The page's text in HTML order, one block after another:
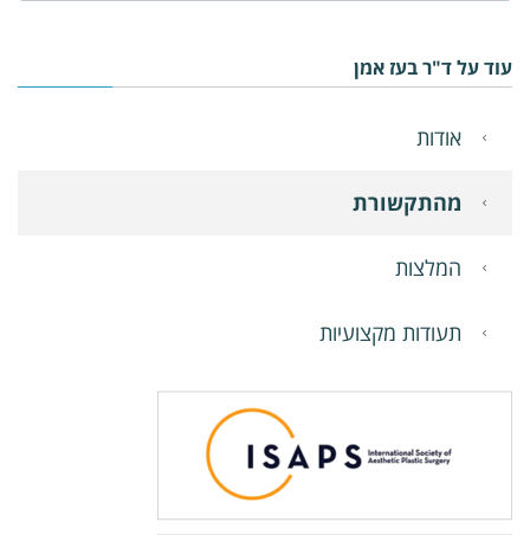
עוד על ד"ר בעז אמן
אודות
מהתקשורת
המלצות
תעודות מקצועיות